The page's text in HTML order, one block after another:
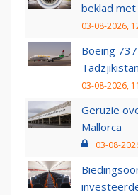
beklad
03-08-2026,
Boeing
03-08-2026,
Geruzie
Mallorca
03-08-